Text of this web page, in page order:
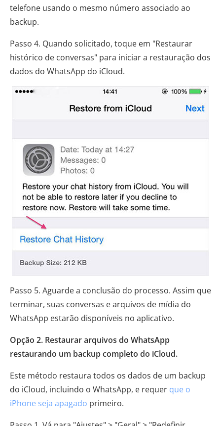
telefone usando o mesmo número associado ao
backup.
Passo 4. Quando solicitado, toque em "Restaurar
histórico de conversas" para iniciar a restauração dos
dados do WhatsApp do iCloud.
Passo 5. Aguarde a conclusão do processo. Assim que
terminar, suas conversas e arquivos de mídia do
WhatsApp estarão disponíveis no aplicativo.
Opção 2. Restaurar arquivos do WhatsApp
restaurando um backup completo do iCloud.
Este método restaura todos os dados de um backup
do iCloud, incluindo o WhatsApp, e requer que o
iPhone seja apagado primeiro.